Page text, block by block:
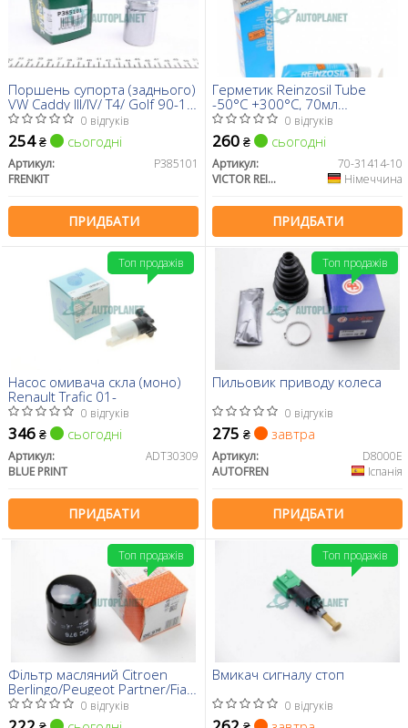
Поршень супорта (заднього)
VW Caddy III/IV/ T4/ Golf 90-13
(38x51mm) (Lucas)
0 відгуків
254₴ сьогодні
Артикул:
P385101
FRENKIT
ПРИДБАТИ
Герметик Reinzosil Tube
-50°C +300°C, 70мл
(антрацит), використовувати
з 70-31415-00
0 відгуків
260 ₴ сьогодні
Артикул:
70-31414-10
VICTOR REINZ
Німеччина
ПРИДБАТИ
Насос омивача скла (моно)
Renault Trafic 01-
0 відгуків
346 ₴ сьогодні
Артикул:
ADT30309
BLUE PRINT
ПРИДБАТИ
Топ продажів
Пильовик приводу колеса
0 відгуків
275 ₴ завтра
Артикул:
D8000E
AUTOFREN
Іспанія
ПРИДБАТИ
Топ продажів
Фільтр масляний Citroen
Berlingo/Peugeot Partner/Fiat
Scudo 1.8/1.9D/1.4i/1.8i 96-
99 (h=89mm)
0 відгуків
Топ продажів
Вмикач сигналу стоп
0 відгуків
Топ продажів